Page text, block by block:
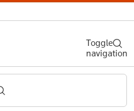
Toggle
navigation